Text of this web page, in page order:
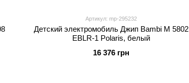
Артикул: mp-295232
Детский электромобиль Джип Bambi M 5802
EBLR-1 Polaris, белый
16 376 грн